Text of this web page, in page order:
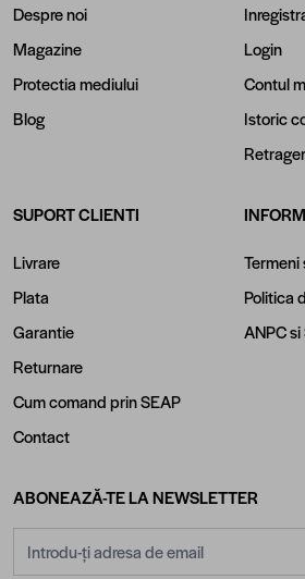
Despre noi
Magazine
Protectia mediului
Blog
Login
Contul
Istoric
SUPORT CLIENTI
Livrare
Plata
Garantie
Returnare
Cum comand prin SEAP
Contact
Politica
ANPCsi
ABONEAZĂ-TE LA NEWSLETTER